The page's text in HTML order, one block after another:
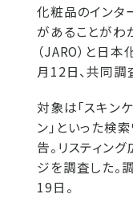
化粧品のインタ
があることがわ
（JARO）と日
月12日、共同調
対象は「スキン
ン」といった検
告。リスティン
ジを調査した
19日。